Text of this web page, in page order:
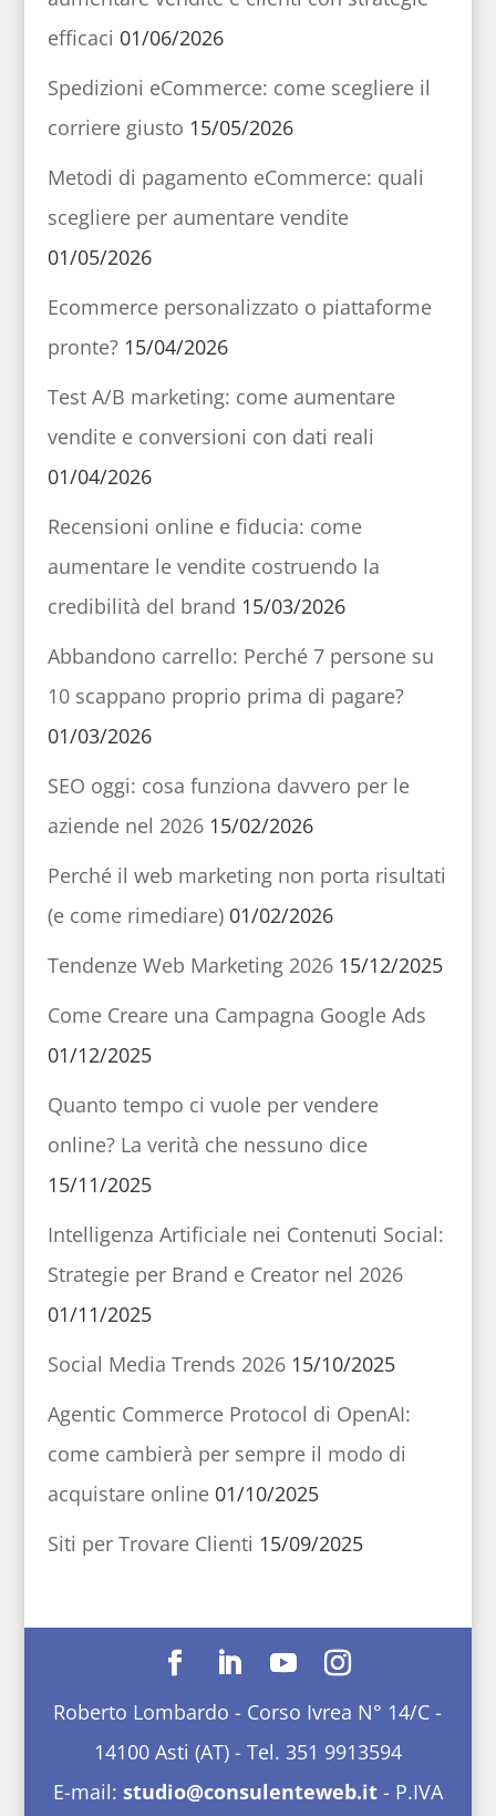
efficaci 01/06/2026
Spedizioni eCommerce: come scegliere il
corriere giusto 15/05/2026
Metodi di pagamento eCommerce: quali
scegliere per aumentare vendite
01/05/2026
Ecommerce personalizzato o piattaforme
pronte? 15/04/2026
Test A/B marketing: come aumentare
vendite e conversioni con dati reali
01/04/2026
Recensioni online e fiducia: come
aumentare le vendite costruendo la
credibilità del brand 15/03/2026
Abbandono carrello: Perché 7 persone su
10 scappano proprio prima di pagare?
01/03/2026
SEO oggi: cosa funziona davvero per le
aziende nel 2026 15/02/2026
Perché il web marketing non porta risultati
(e come rimediare) 01/02/2026
Tendenze Web Marketing 2026 15/12/2025
Come Creare una Campagna Google Ads
01/12/2025
Quanto tempo ci vuole per vendere
online? La verità che nessuno dice
15/11/2025
Intelligenza Artificiale nei Contenuti Social:
Strategie per Brand e Creator nel 2026
01/11/2025
Social Media Trends 2026 15/10/2025
Agentic Commerce Protocol di OpenAI:
come cambierà per sempre il modo di
acquistare online 01/10/2025
Siti per Trovare Clienti 15/09/2025
Roberto Lombardo - Corso Ivrea N° 14/C -
14100 Asti (AT) - Tel. 351 9913594
E-mail: studio@consulenteweb.it- P.IVA